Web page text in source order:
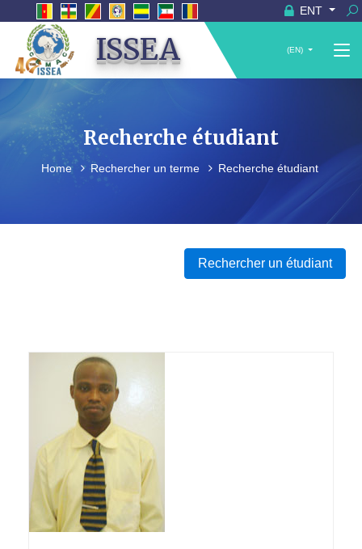
ENT
ISSEA (EN)
Recherche étudiant
Home Rechercher un terme Recherche étudiant
Rechercher un étudiant